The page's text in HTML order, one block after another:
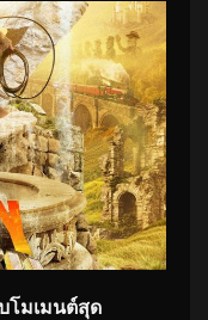
โมเมนต์สุด